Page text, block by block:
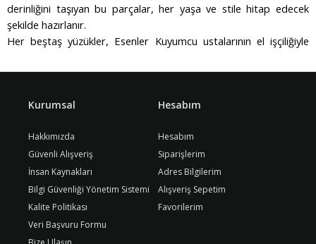
derinliğini taşıyan bu parçalar, her yaşa ve stile hitap edecek
şekilde hazırlanır.
Her beştaş yüzükler, Esenler Kuyumcu ustalarının el işçiliğiyle
günlük kullanımda hem de özel günlerde kusursuz bir
ömürlü kullanım sunarken ışıltılı görünümden ödün vermez.
birer aksesuar değil, aynı zamanda zarafetin simgesidir.
Sevgililer Günü, yıldönümü, doğum günü veya kendinize hediye
etmek istediğiniz özel bir günde tercih edebileceğiniz bu takılar,
bulunduğunuz her ortamda dikkatleri üzerinize çeker.
İstanbul Kuyumcu geleneğinin modern yorumunu taşıyan
koleksiyon, Innuendo Jewelry’nin kalite anlayışıyla birleşiyor. 22
ayar altının asaletini taşıyan parçalar, yatırım değeri taşırken
Kurumsal
Hakkımızda
Güvenli Alışveriş
İnsan Kaynakları
Bilgi Güvenliği Yönetim Sistemi
Kalite Politikası
Veri Başvuru Formu
Hesabım
Hesabım
Siparişlerim
Adres Bilgilerim
Alışveriş Sepetim
Favorilerim